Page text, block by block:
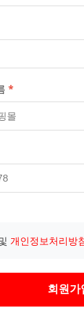
*
개인정보처리방
회원가